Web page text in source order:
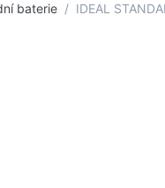
baterie IDEAL